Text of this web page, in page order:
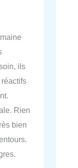
ils
Rien
bien